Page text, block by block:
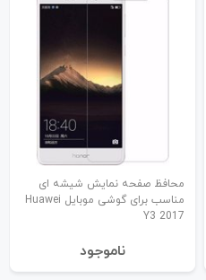
محافظ صفحه نمایش شیشه ای
مناسب برای گوشی موبایل Huawei
Y3 2017
نا‌موجود